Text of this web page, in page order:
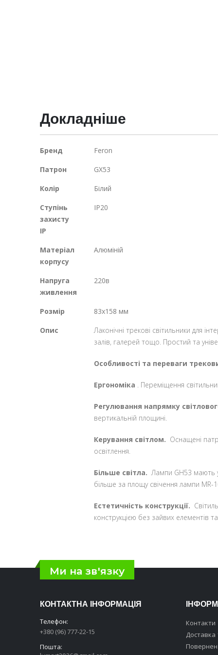
Докладніше
Докладніше
Бренд Feron
Патрон GX53
Колір Білий
Ступінь
захисту
IP
IP20
Матеріал
корпусу
Алюміній
Напруга
живлення
220в
Розмір 83х158 мм
Опис
Лаконічні трекові світильники для
залів, галерей тощо. Простий та
Особливості та переваги
Ергономіка Переміщення
Регулювання напрямку
вертикальній площині.
Керування світлом. Оснащені
освітлення.
Більше світла. Лампи GH53 мають
більше за площу свічення лампи MR-
Естетичність конструкції.
конструкцією без зайвих елементів
Ми на зв'язку
КОНТАКТНА ІНФОРМАЦІЯ
Телефон:
+380 (96) 777-22-15
Пошта:
Контакти
Доставка